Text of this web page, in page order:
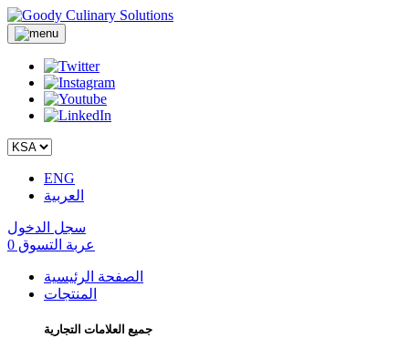
ENG
العربية
سجل الدخول
عربة التسوق 0
الصفحة الرئيسية
المنتجات
جميع العلامات التجارية